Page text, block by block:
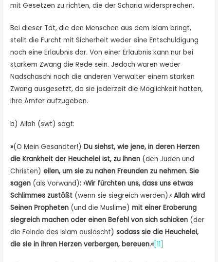
mit Gesetzen zu richten, die der Scharia widersprechen.
Bei dieser Tat, die den Menschen aus dem Islam bringt,
stellt die Furcht mit Sicherheit weder eine Entschuldigung
noch eine Erlaubnis dar. Von einer Erlaubnis kann nur bei
starkem Zwang die Rede sein. Jedoch waren weder
Nadschaschi noch die anderen Verwalter einem starken
Zwang ausgesetzt, da sie jederzeit die Möglichkeit hatten,
ihre Ämter aufzugeben.
b) Allah (swt) sagt:
»(O Mein Gesandter!)Du siehst, wie jene, in deren Herzen
die Krankheit der Heuchelei ist, zu ihnen (den Juden und
Christen) eilen, um sie zu nahen Freunden zu nehmen. Sie
sagen (als Vorwand): ›Wir fürchten uns, dass uns etwas
Schlimmes zustößt (wenn sie siegreich werden).‹ Allah wird
Seinen Propheten (und die Muslime) mit einer Eroberung
siegreich machen oder einen Befehl von sich schicken (der
die Feinde des Islam auslöscht) sodass sie die Heuchelei,
die sie in ihren Herzen verbergen, bereuen.«[11]